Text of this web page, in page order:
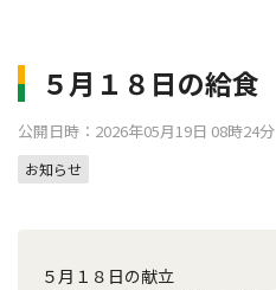
５月１８日の給食
公開日時：2026年05月19日 08時24分
お知らせ
５月１８日の献立